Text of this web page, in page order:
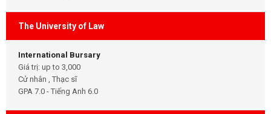
The University of Law
International Bursary
Giá trị: up to 3,000
Cử nhân , Thạc sĩ
GPA 7.0 - Tiếng Anh 6.0